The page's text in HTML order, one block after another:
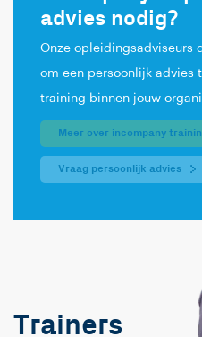
advies nodig?
Onze opleidingsadviseurs
om een persoonlijk advies
training binnen jouw
Meer over incompany
Vraag persoonlijk advies
Trainers